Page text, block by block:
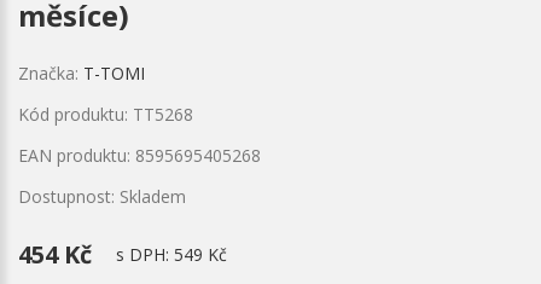
měsíce)
Značka: T-TOMI
Kód produktu: TT5268
EAN produktu: 8595695405268
Dostupnost: Skladem
454 Kč s DPH: 549 Kč